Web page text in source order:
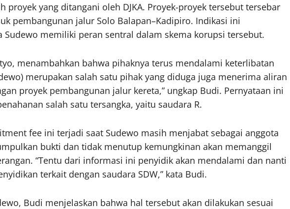
proyek yang ditangani oleh DJKA. Proyek-proyek tersebut tersebar
pembangunan jalur Solo Balapan–Kadipiro. Indikasi ini
Sudewo memiliki peran sentral dalam skema korupsi tersebut.
menambahkan bahwa pihaknya terus mendalami keterlibatan
merupakan salah satu pihak yang diduga juga menerima aliran
proyek pembangunan jalur kereta,” ungkap Budi. Pernyataan ini
salah satu tersangka, yaitu saudara R.
fee ini terjadi saat Sudewo masih menjabat sebagai anggota
bukti dan tidak menutup kemungkinan akan memanggil
“Tentu dari informasi ini penyidik akan mendalami dan nanti
terkait dengan saudara SDW,” kata Budi.
Budi menjelaskan bahwa hal tersebut akan dilakukan sesuai